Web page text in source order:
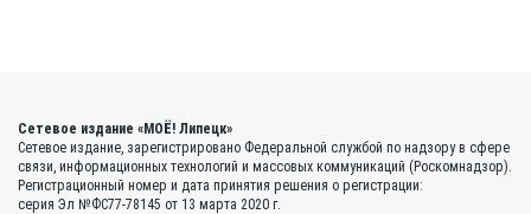
Сетевое издание «МОЁ! Липецк»
Сетевое издание, зарегистрировано Федеральной службой по надзору в сфере
связи, информационных технологий и массовых коммуникаций (Роскомнадзор).
Регистрационный номер и дата принятия решения о регистрации:
серия Эл №ФС77-78145 от 13 марта 2020 г.